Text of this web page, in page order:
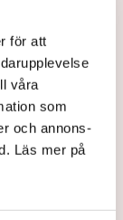
för att
våra
som
och annons-
Läs mer på
Jacob
är
att bidra